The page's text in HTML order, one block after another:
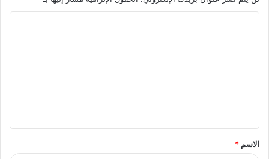
ق
*
الاسم *